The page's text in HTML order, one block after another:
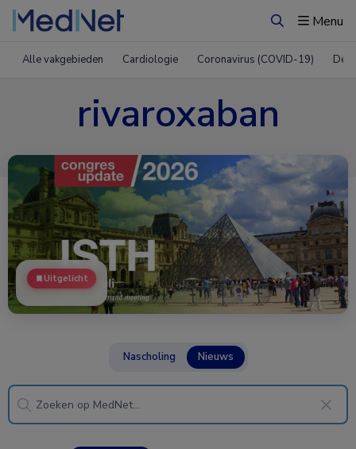
ZoekenMenu
Alle vakgebieden Cardiologie Coronavirus (COVID-19)
rivaroxaban
Uitgelicht
Nascholing Nieuws